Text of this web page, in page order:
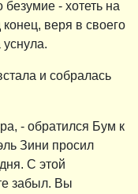
- хотеть на
веря в своего
и собралась
- обратился Бум к
Зини просил
С этой
забыл. Вы